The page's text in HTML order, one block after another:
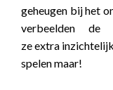
geheugen bij het
verbeelden
ze extra
spelen maar!